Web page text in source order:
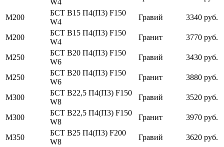
М200
БСТ В15 П4(П3) F150
W4
Гравий 3340 руб.
М200
БСТ В15 П4(П3) F150
W4
Гранит 3770 руб.
М250
БСТ В20 П4(П3) F150
W6
Гравий 3430 руб.
М250
БСТ В20 П4(П3) F150
W6
Гранит 3880 руб.
М300
БСТ В22,5 П4(П3) F150
W8
Гравий 3520 руб.
М300
БСТ В22,5 П4(П3) F150
W8
Гранит 3970 руб.
М350
БСТ В25 П4(П3) F200
W8
Гравий 3620 руб.